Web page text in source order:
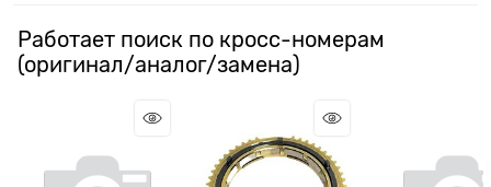
Работает поиск по кросс-номерам
(оригинал/аналог/замена)